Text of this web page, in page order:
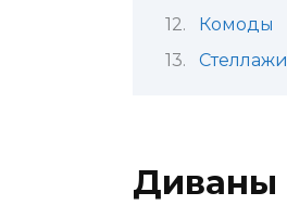
Комоды
Стеллажи
Диваны